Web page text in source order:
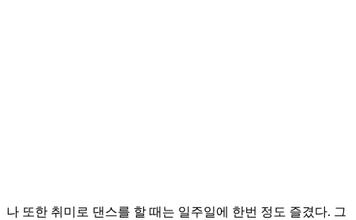
나 또한 취미로 댄스를 할 때는 일주일에 한번 정도 즐겼다. 그